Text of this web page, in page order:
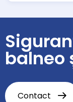
balneo
Contact